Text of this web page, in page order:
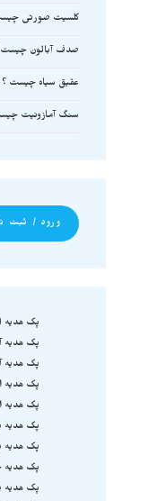
کلسیت صورتی
صدف آبالون
عقیق سیاه چیست
سنگ آمازونیت
ورود / ثبت
پک هدیه
پک هدیه
پک هدیه
پک هدیه
پک هدیه
پک هدیه
پک هدیه
پک هدیه
پک هدیه